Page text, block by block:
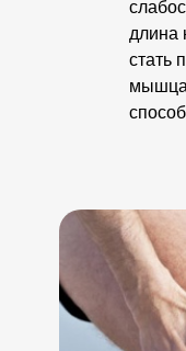
длина
стать